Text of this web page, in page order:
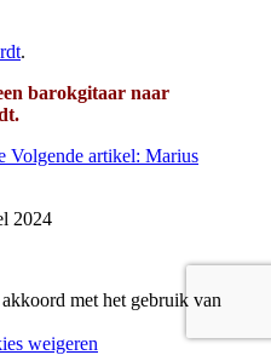
.
barokgitaar naar
Volgende artikel: Marius
2024
met het gebruik van
weigeren